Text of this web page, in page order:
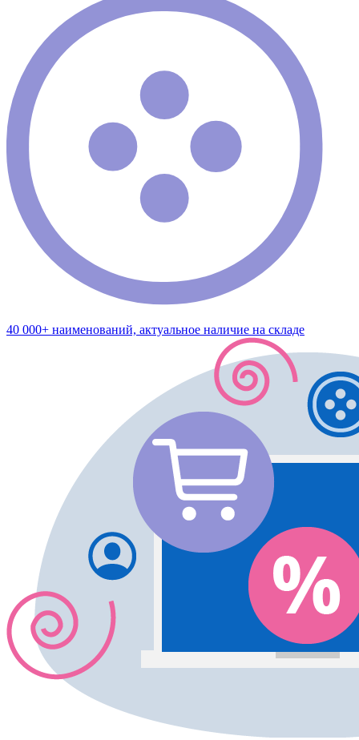
40 000+ наименований, актуальное наличие на складе